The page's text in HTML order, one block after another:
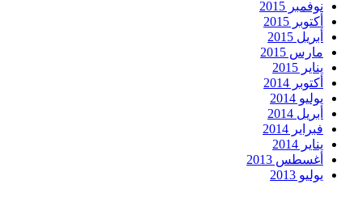
نوفمبر 2015
أكتوبر 2015
أبريل 2015
مارس 2015
يناير 2015
أكتوبر 2014
يوليو 2014
أبريل 2014
فبراير 2014
يناير 2014
أغسطس 2013
يوليو 2013